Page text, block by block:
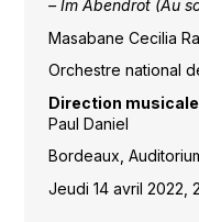
– Im Abendrot (Au
Masabane Cecilia
Orchestre national
Direction musicale
Paul Daniel
Bordeaux,
Jeudi 14 avril 2022,